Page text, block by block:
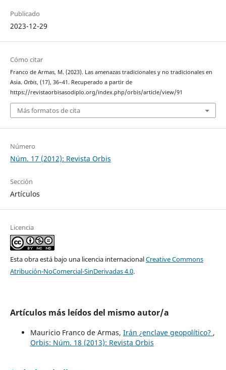
Publicado
2023-12-29
Cómo citar
Franco de Armas, M. (2023). Las amenazas tradicionales y no tradicionales en
Asia. Orbis, (17), 36–41. Recuperado a partir de
https://revistaorbisasodiplo.org/index.php/orbis/article/view/91
Más formatos de cita
Número
Núm. 17 (2012): Revista Orbis
Sección
Artículos
Licencia
Esta obra está bajo una licencia internacionalCreative Commons
Atribución-NoComercial-SinDerivadas 4.0.
Artículos más leídos del mismo autor/a
Mauricio Franco de Armas, Irán ¿enclave geopolítico? ,
Orbis: Núm. 18 (2013): Revista Orbis